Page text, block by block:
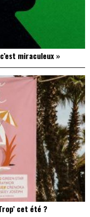
miraculeux »
cet été ?